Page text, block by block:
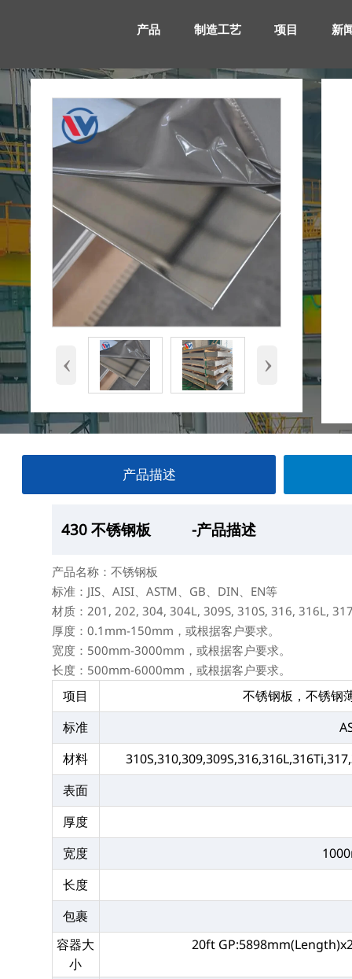
产品 制造工艺 项目 新
‹ ›
产品描述
430 不锈钢板 -产品描述
产品名称：不锈钢板
标准：JIS、AISI、ASTM、GB、DIN、EN等
材质：201, 202, 304, 304L, 309S, 310S, 316, 316L,
厚度：0.1mm-150mm，或根据客户要求。
宽度：500mm-3000mm，或根据客户要求。
长度：500mm-6000mm，或根据客户要求。
项目
不锈钢板，不锈钢
标准
材料
表面
厚度
宽度
长度
包裹
容器大
小
20ft
430 不锈钢板 —产品展示
430 不锈钢板 -厂房
430 不锈钢板 -产品包装